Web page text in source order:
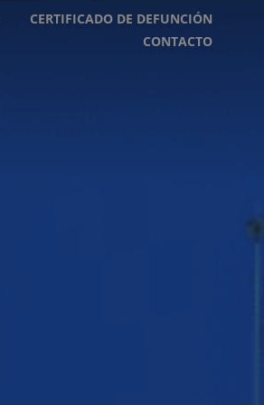
CERTIFICADO DE DEFUNCIÓN
CONTACTO